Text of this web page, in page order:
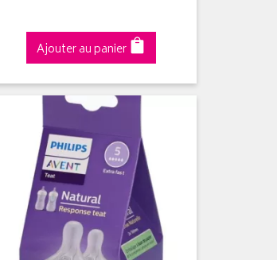
Ajouter au panier